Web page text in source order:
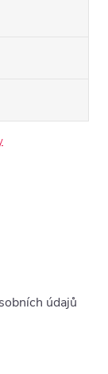
údajů